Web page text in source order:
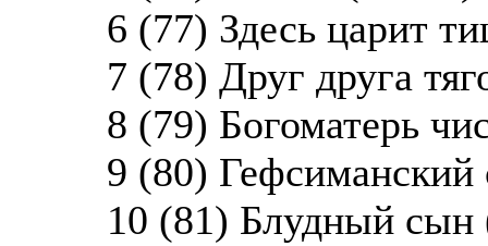
6 (77) Здесь царит
7 (78) Друг друга
8 (79) Богоматерь
9 (80) Гефсиманский
10 (81) Блудный сын